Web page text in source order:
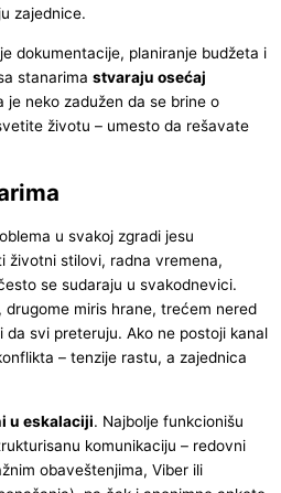
zajednice.
dokumentacije, planiranje budžeta i
stanarima stvaraju osećaj
je neko zadužen da se brine o
životu – umesto da rešavate
u svakoj zgradi jesu
životni stilovi, radna vremena,
se sudaraju u svakodnevici.
miris hrane, trećem nered
svi preteruju. Ako ne postoji kanal
– tenzije rastu, a zajednica
u eskalaciji. Najbolje funkcionišu
komunikaciju – redovni
obaveštenjima, Viber ili